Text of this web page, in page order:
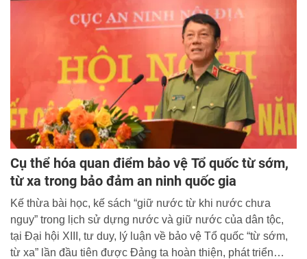
Cụ thể hóa quan điểm bảo vệ Tổ quốc từ sớm,
từ xa trong bảo đảm an ninh quốc gia
Kế thừa bài học, kế sách “giữ nước từ khi nước chưa
nguy” trong lịch sử dựng nước và giữ nước của dân tộc,
tại Đại hội XIII, tư duy, lý luận về bảo vệ Tổ quốc “từ sớm,
từ xa” lần đầu tiên được Đảng ta hoàn thiện, phát triển